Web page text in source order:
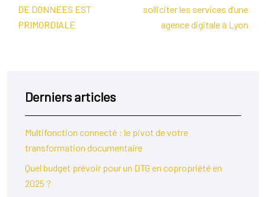
DE DONNEES EST
PRIMORDIALE
solliciter les services d’une
agence digitale à Lyon
Derniers articles
Multifonction connecté : le pivot de votre
transformation documentaire
Quel budget prévoir pour un DTG en copropriété en
2025 ?